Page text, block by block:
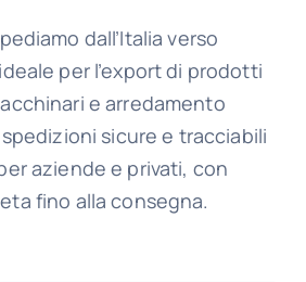
Vantaggi
Chi siamo
Contatti
dall’Italia verso
per l’export di prodotti
e arredamento
sicure e tracciabili
aziende e privati, con
fino alla consegna.